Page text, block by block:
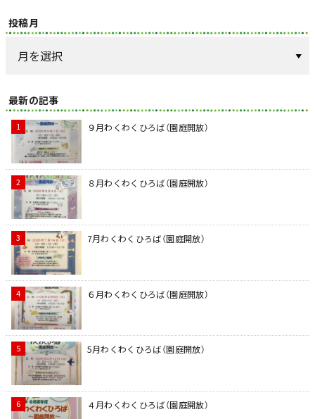
投稿月
最新の記事
９月わくわくひろば（園庭開放）
８月わくわくひろば（園庭開放）
7月わくわくひろば（園庭開放）
６月わくわくひろば（園庭開放）
5月わくわくひろば（園庭開放）
４月わくわくひろば（園庭開放）